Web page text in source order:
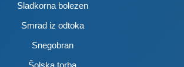
Sladkorna bolezen
Smrad iz odtoka
Snegobran
Šolska torba